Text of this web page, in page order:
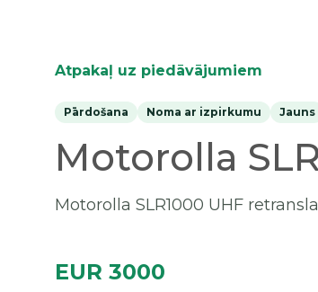
Atpakaļ uz piedāvājumiem
Pārdošana Noma ar izpirkumu Jauns
Motorolla
Motorolla SLR1000 UHF
EUR 3000